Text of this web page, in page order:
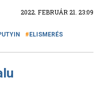
2022. FEBRUÁR 21. 23:09
ELISMERÉS